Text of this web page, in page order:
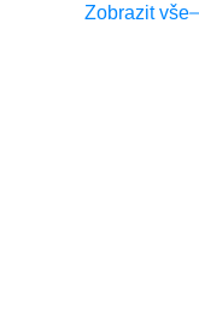
Zobrazit vše